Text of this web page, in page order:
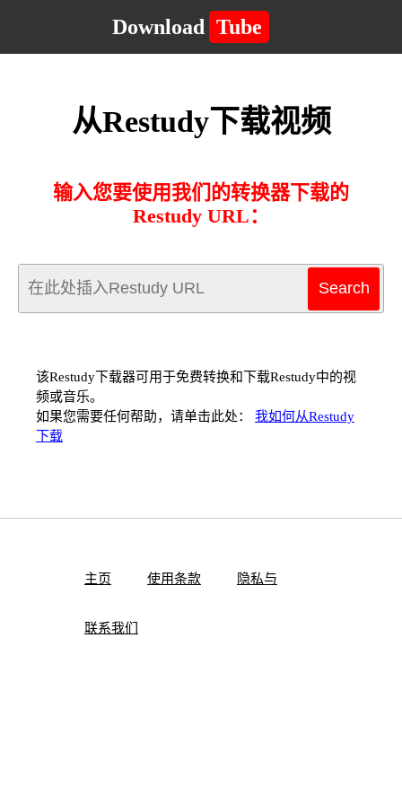
Download Tube
从Restudy下载视频
输入您要使用我们的转换器下载的
Restudy URL：
该Restudy下载器可用于免费转换和下载Restudy中的视
频或音乐。
如果您需要任何帮助，请单击此处： 我如何从Restudy
下载
主页 使用条款 隐私与
联系我们